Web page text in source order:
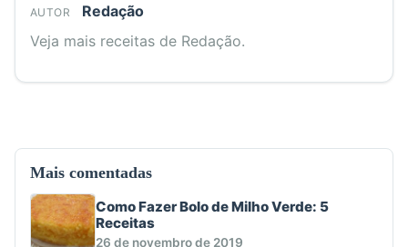
AUTOR
Redação
Veja mais receitas de Redação.
Mais comentadas
Como Fazer Bolo de Milho Verde: 5
Receitas
26 de novembro de 2019